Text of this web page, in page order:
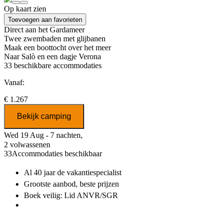
Op kaart zien
Toevoegen aan favorieten
Direct aan het Gardameer
Twee zwembaden met glijbanen
Maak een boottocht over het meer
Naar Salò en een dagje Verona
33 beschikbare accommodaties
Vanaf:
€ 1.267
Bekijk camping
Wed 19 Aug - 7 nachten,
2 volwassenen
33Accommodaties beschikbaar
Al 40 jaarde vakantiespecialist
Grootste aanbod, beste prijzen
Boek veilig: Lid ANVR/SGR